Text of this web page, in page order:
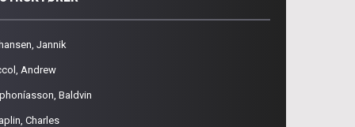
Jannik
Andrew
Baldvin
Charles